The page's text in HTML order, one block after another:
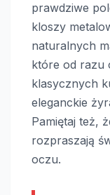
prawdziwe
kloszy
naturalnych
które od razu
klasycznych
eleganckie
Pamiętaj też,
rozpraszają
oczu.